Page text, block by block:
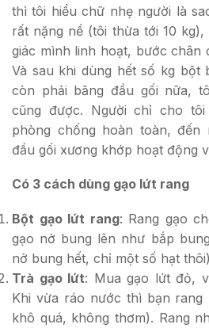
thì tôi hiểu chữ nhẹ người là
rất nặng nề (tôi thừa tới 10
giác mình linh hoạt, bước chân
Và sau khi dùng hết số kg bột
còn phải băng đầu gối nữa,
cũng được. Người chỉ cho
phòng chống hoàn toàn, đến
đầu gối xương khớp hoạt động
Có 3 cách dùng gạo lứt rang
Bột gạo lứt rang: Rang gạo
gạo nở bung lên như bắp
nở bung hết, chỉ một số hạt
Trà gạo lứt: Mua gạo lứt đỏ,
Khi vừa ráo nước thì bạn rang
khô quá, không thơm). Rang